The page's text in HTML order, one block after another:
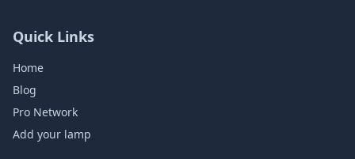
Quick Links
Home
Blog
Pro Network
Add your lamp